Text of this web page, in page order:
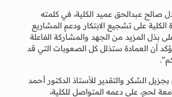
صالح عبدالحق عميد الكلية، في كلمته
على تشجيع الابتكار ودعم المشاريع
بذل المزيد من الجهد والمشاركة الفاعلة
أن العمادة ستذلل كل الصعوبات التي قد
الشكر والتقدير للأستاذ الدكتور أحمد
لحج، على دعمه المتواصل للكلية،